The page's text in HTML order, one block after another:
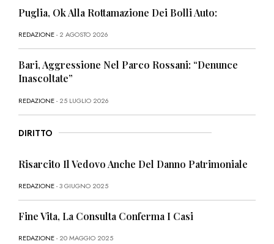
Puglia, Ok Alla Rottamazione Dei Bolli Auto:
REDAZIONE- 2 AGOSTO 2026
Bari, Aggressione Nel Parco Rossani: “Denunce
Inascoltate”
REDAZIONE- 25 LUGLIO 2026
DIRITTO
Risarcito Il Vedovo Anche Del Danno Patrimoniale
REDAZIONE- 3 GIUGNO 2025
Fine Vita, La Consulta Conferma I Casi
REDAZIONE- 20 MAGGIO 2025